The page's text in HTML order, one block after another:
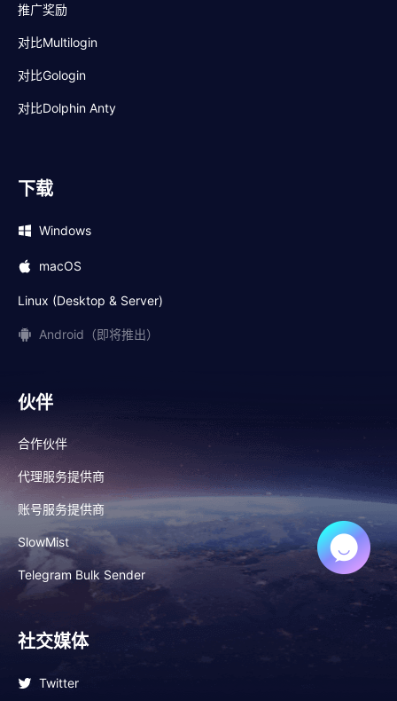
推广奖励
对比Multilogin
对比Gologin
对比Dolphin Anty
下载
Windows
macOS
Linux (Desktop & Server)
Android（即将推出）
伙伴
合作伙伴
代理服务提供商
账号服务提供商
SlowMist
Telegram Bulk Sender
社交媒体
Twitter